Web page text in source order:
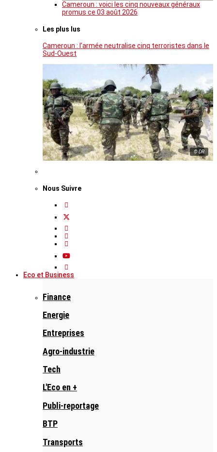
Cameroun : voici les cinq nouveaux généraux
promus ce 03 août 2026
Les plus lus
Cameroun : l’armée neutralise cinq terroristes dans le
Sud-Ouest
© DR
Nous Suivre
Eco et Business
Finance
Energie
Entreprises
Agro-industrie
Tech
L'Eco en +
Publi-reportage
BTP
Transports